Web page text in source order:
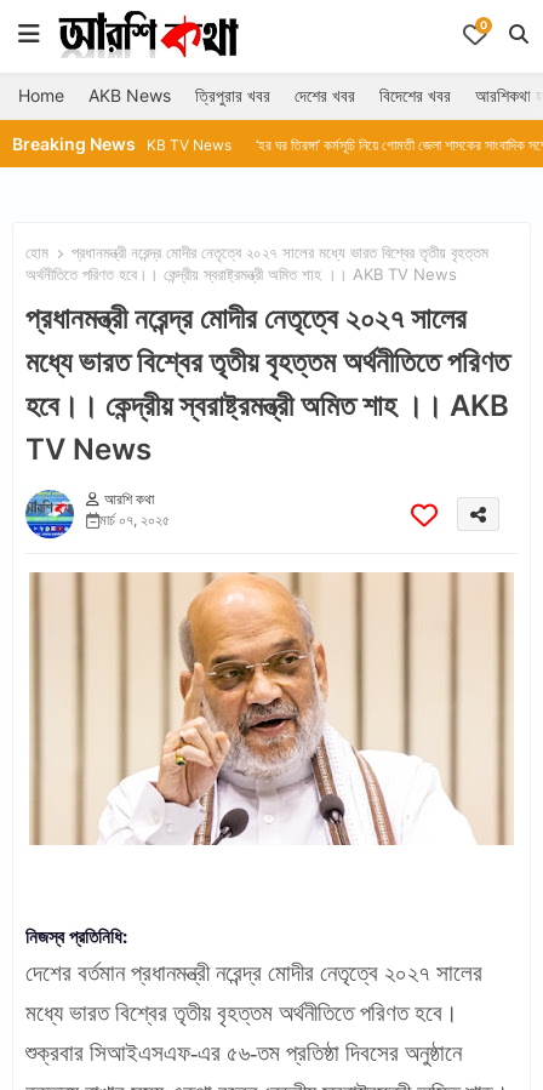
0
Home AKB News ত্রিপুরার খবর দেশের খবর বিদেশের খবর আরশিকথা
Breaking News
TV News ‘হর ঘর তিরঙ্গা’ কর্মসূচি নিয়ে গোমতী জেলা শাসকের সাংবাদিক সম্মেলন।।AKB TV
হোম
প্রধানমন্ত্রী নরেন্দ্র মোদীর নেতৃত্বে ২০২৭ সালের মধ্যে ভারত বিশ্বের তৃতীয় বৃহত্তম
অর্থনীতিতে পরিণত হবে।। কেন্দ্রীয় স্বরাষ্ট্রমন্ত্রী অমিত শাহ ।। AKB TV News
প্রধানমন্ত্রী নরেন্দ্র মোদীর নেতৃত্বে ২০২৭ সালের
মধ্যে ভারত বিশ্বের তৃতীয় বৃহত্তম অর্থনীতিতে পরিণত
হবে।। কেন্দ্রীয় স্বরাষ্ট্রমন্ত্রী অমিত শাহ ।। AKB
TV News
আরশি কথা
মার্চ ০৭, ২০২৫
নিজস্ব প্রতিনিধি:
দেশের বর্তমান প্রধানমন্ত্রী নরেন্দ্র মোদীর নেতৃত্বে ২০২৭ সালের
মধ্যে ভারত বিশ্বের তৃতীয় বৃহত্তম অর্থনীতিতে পরিণত হবে।
শুক্রবার সিআইএসএফ-এর ৫৬-তম প্রতিষ্ঠা দিবসের অনুষ্ঠানে